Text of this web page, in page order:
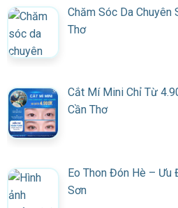
Chăm Sóc Da Chuyên
Thơ
Cắt Mí Mini Chỉ Từ
Cần Thơ
Eo Thon Đón Hè – Ưu
Sơn